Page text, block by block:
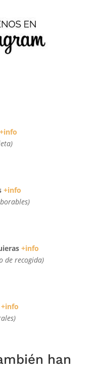
+info
+info
+info
de recogida)
+info
han